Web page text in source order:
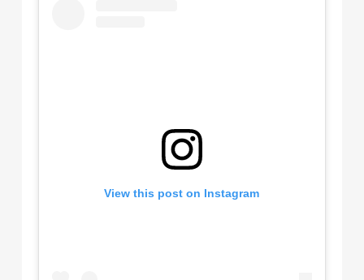
View this post on Instagram